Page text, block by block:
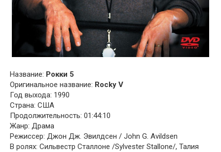
Название: Рокки 5
Оригинальное название: Rocky V
Год выхода: 1990
Страна: США
Продолжительность: 01:44:10
Жанр: Драма
Режиссер: Джон Дж. Эвилдсен / John G. Avildsen
В ролях: Сильвестр Сталлоне /Sylvester Stallone/, Талия